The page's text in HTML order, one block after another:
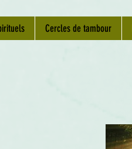
Cercles de tambour